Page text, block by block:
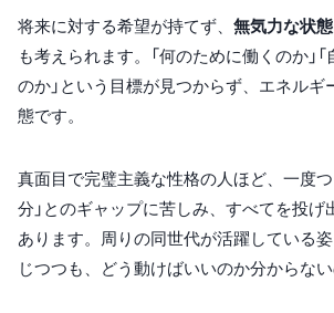
将来に対する希望が持てず、 無気力な状態
も考えられます。「何のために働くのか」
のか」という目標が見つからず、エネルギ
態です。
真面目で完璧主義な性格の人ほど、一度つ
分」とのギャップに苦しみ、すべてを投
あります。周りの同世代が活躍している
じつつも、どう動けばいいのか分からない